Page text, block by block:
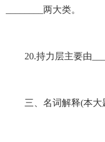
________两大类。
20.持力层主要由
三、名词解释(本大